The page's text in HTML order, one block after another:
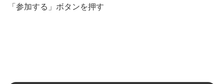
「参加する」ボタンを押す